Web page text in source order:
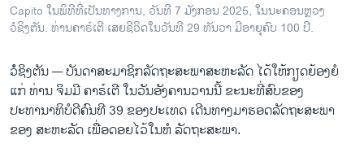
ລາຍງານ
ຕິດຕາມພວກເຮົາ ທີ່
ພາສາຕ່າງໆ
Capito ໃນພິທີທີ່ເປັນທາງການ, ວັນທີ 7 ມັງກອນ 2025, ໃນນະຄອນຫຼວງ
ວໍຊິງຕັນ. ທ່ານຄາຣ໌ເຕີ ເສຍຊີວິດໃນວັນທີ 29 ທັນວາ ມີອາຍຸຄົບ 100 ປີ.
ວໍໍຊິງຕັນ —ບັນດາສະມາຊິກລັດຖະສະພາສະຫະລັດ ໄດ້ໃຫ້ກຽດຍ້ອງຍໍ
ແກ່ ທ່ານ ຈິມມີ ຄາຣ໌ເຕີ ໃນວັນອັງຄານວານນີ້ ຂະນະທີ່ສົບຂອງ
ປະທານາທິບໍດີຄົນທີ 39 ຂອງປະເທດ ເດີນທາງມາຮອດລັດຖະສະພາ
ຂອງ ສະຫະລັດ ເພື່ອດອຍໄວ້ໃນຫໍ ລັດຖະສະພາ.